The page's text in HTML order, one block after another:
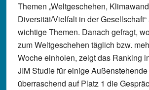
Themen „Weltgeschehen,
Diversität/Vielfalt in der
wichtige Themen. Danach gefragt,
zum Weltgeschehen täglich bzw.
Woche einholen, zeigt das Ranking
JIM Studie für einige
überraschend auf Platz 1 die